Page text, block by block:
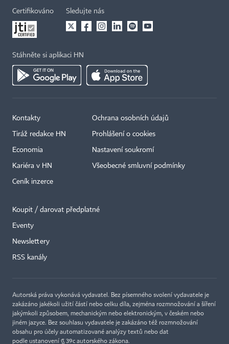
Certifikováno Sledujte nás
Stáhněte si aplikaci HN
Kontakty
Tiráž redakce HN
Economia
Kariéra v HN
Ceník inzerce
Ochrana osobních údajů
Prohlášení o cookies
Nastavení soukromí
Všeobecné smluvní podmínky
Koupit / darovat předplatné
Eventy
Newslettery
RSS kanály
Autorská práva vykonává vydavatel. Bez písemného svolení vydavatele je
zakázáno jakékoli užití částí nebo celku díla, zejména rozmnožování a šíření
jakýmkoli způsobem, mechanickým nebo elektronickým, v českém nebo
jiném jazyce. Bez souhlasu vydavatele je zakázáno též rozmnožování
obsahu pro účely automatizované analýzy textů nebo dat
podle ustanovení § 39c autorského zákona.